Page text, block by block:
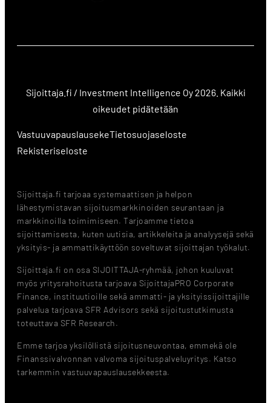
Sijoittaja.fi / Investment Intelligence Oy 2026. Kaikki
oikeudet pidätetään
VastuuvapauslausekeTietosuojaseloste
Rekisteriseloste
Sijoittaja.fi tarjoaa systemaattisen ja helpon
lähestymistavan sijoitusmarkkinoiden seurantaan ja
markkinoilla toimimiseen. Tarjoamme tietoa
sijoittamisesta, kuten uutisia, artikkeleita ja analyysejä sekä
yksityis- ja ammattikäyttöön soveltuvat sijoittajan työkalut.
Sijoittaja.fi on osa SIJOITTAJA-ryhmää, johon kuuluvat
myös yritysrahoitusta tarjoava SijoittajaPRO Corporate
Finance, instituutioille sekä ammatti- ja yksityissijoittajille
palvelua tarjoava SFR Advisors sekä sijoitustutkimusta
toteuttava SFR Research.
Emme tarjoa yksilöllistä sijoitusneuvontaa, emmekä ole
Finanssivalvonnan valvoma sijoituspalveluyritys. Katso
tarkemmin vastuuvapauslausekkeesta.